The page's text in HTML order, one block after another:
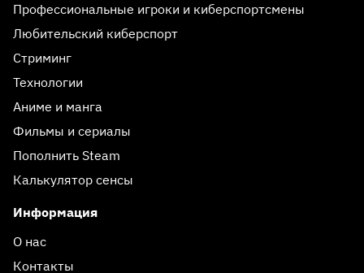
Профессиональные игроки и киберспортсмены
Любительский киберспорт
Стриминг
Технологии
Аниме и манга
Фильмы и сериалы
Пополнить Steam
Калькулятор сенсы
Информация
О нас
Контакты